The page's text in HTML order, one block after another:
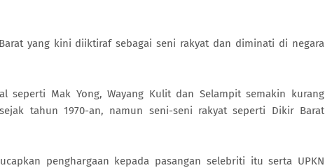
yang kini diiktiraf sebagai seni rakyat dan diminati di negara
seperti Mak Yong, Wayang Kulit dan Selampit semakin kurang
tahun 1970-an, namun seni-seni rakyat seperti Dikir Barat
penghargaan kepada pasangan selebriti itu serta UPKN